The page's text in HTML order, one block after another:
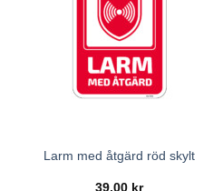
Larm med åtgärd röd skylt
39,00 kr